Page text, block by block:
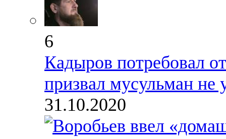
6
Кадыров потребовал
призвал мусульман не
31.10.2020